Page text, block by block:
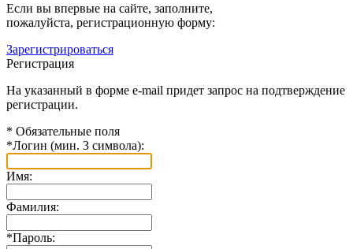
Если вы впервые на сайте, заполните,
пожалуйста, регистрационную форму:
Зарегистрироваться
Регистрация
На указанный в форме e-mail придет запрос на подтверждение
регистрации.
* Обязательные поля
*Логин (мин. 3 символа):
Имя:
Фамилия:
*Пароль: